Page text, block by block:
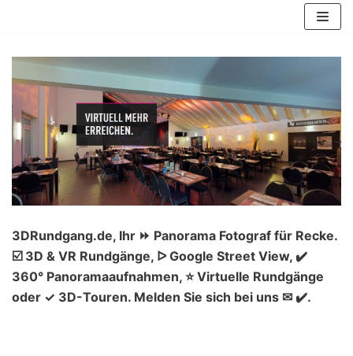
Inhalt
springen
3DRundgang.de, Ihr ⏩ Panorama Fotograf für Recke.
☑️ 3D & VR Rundgänge, ᐅ Google Street View, ✔️
360° Panoramaaufnahmen, ⭐ Virtuelle Rundgänge
oder ✓ 3D-Touren. Melden Sie sich bei uns ✉ ✔️.